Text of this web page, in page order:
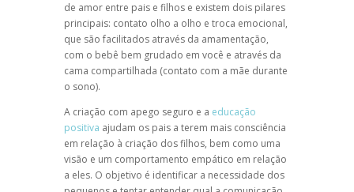
de amor entre pais e filhos e existem dois pilares
principais: contato olho a olho e troca emocional,
que são facilitados através da amamentação,
com o bebê bem grudado em você e através da
cama compartilhada (contato com a mãe durante
o sono).
A criação com apego seguro e a educação
positiva ajudam os pais a terem mais consciência
em relação à criação dos filhos, bem como uma
visão e um comportamento empático em relação
a eles. O objetivo é identificar a necessidade dos